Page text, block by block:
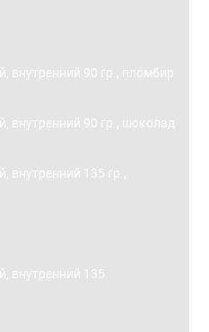
внутренний 90 гр., пломбир
внутренний 90 гр., шоколад
внутренний 135 гр.,
внутренний 135